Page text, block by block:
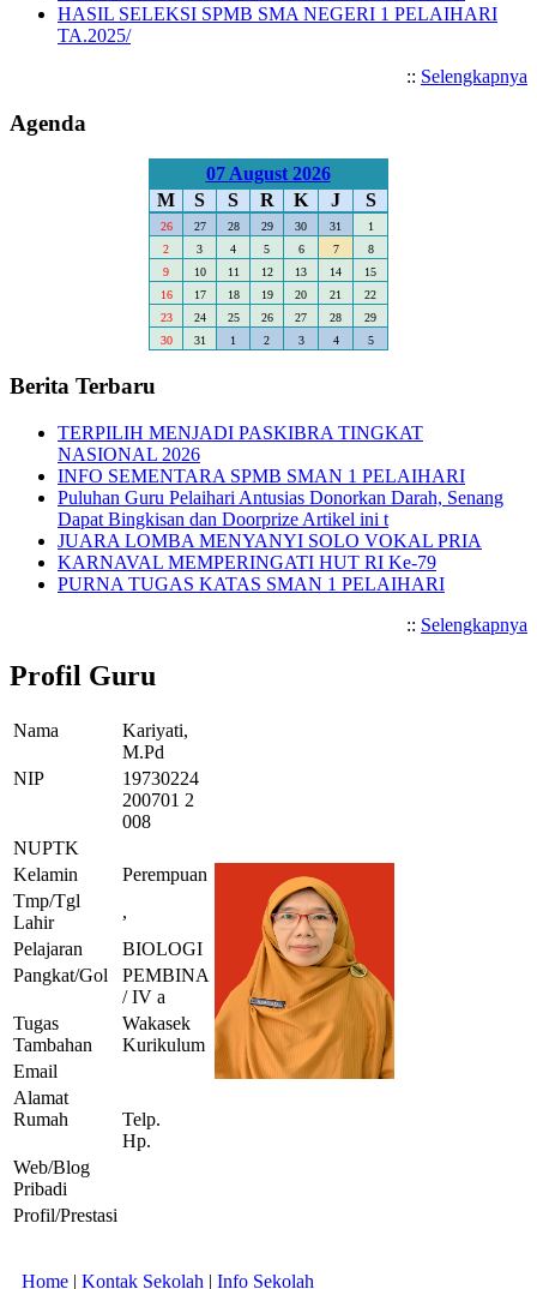
HASIL SELEKSI SPMB SMA NEGERI 1 PELAIHARI
TA.2025/
:: Selengkapnya
Agenda
07 August 2026
M
S S R K J S
26 27 28 29 30 31
1
2
3 4 5 6 7
8
9
10 11 12 13 14
15
16
17 18 19 20 21
22
23
24 25 26 27 28
29
30
31 1 2 3 4 5
Berita Terbaru
TERPILIH MENJADI PASKIBRA TINGKAT
NASIONAL 2026
INFO SEMENTARA SPMB SMAN 1 PELAIHARI
Puluhan Guru Pelaihari Antusias Donorkan Darah, Senang
Dapat Bingkisan dan Doorprize Artikel ini t
JUARA LOMBA MENYANYI SOLO VOKAL PRIA
KARNAVAL MEMPERINGATI HUT RI Ke-79
PURNA TUGAS KATAS SMAN 1 PELAIHARI
:: Selengkapnya
Profil Guru
Nama
Kariyati,
M.Pd
NIP
19730224
200701 2
008
NUPTK
Kelamin
Perempuan
Tmp/Tgl
Lahir
,
Pelajaran
BIOLOGI
Pangkat/Gol
PEMBINA
/ IV a
Tugas
Tambahan
Wakasek
Kurikulum
Email
Alamat
Rumah
Telp.
Hp.
Web/Blog
Pribadi
Profil/Prestasi
Home | Kontak Sekolah | Info Sekolah